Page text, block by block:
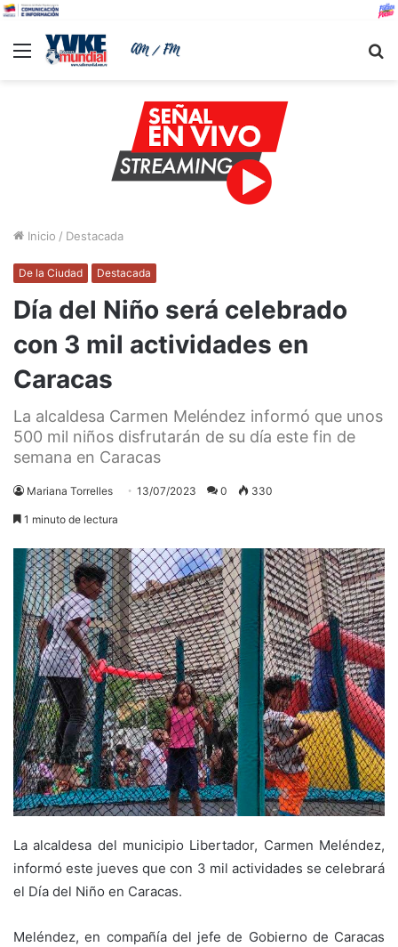
Menu
Inicio / Destacada
De la Ciudad Destacada
Día del Niño será celebrado
con 3 mil actividades en
Caracas
La alcaldesa Carmen Meléndez informó que unos
500 mil niños disfrutarán de su día este fin de
semana en Caracas
Mariana Torrelles 13/07/2023 0 330
1 minuto de lectura
La alcaldesa del municipio Libertador, Carmen Meléndez,
informó este jueves que con 3 mil actividades se celebrará
el Día del Niño en Caracas.
Meléndez, en compañía del jefe de Gobierno de Caracas